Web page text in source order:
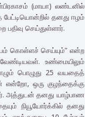
(மாயா) லண்டனில்
தனது ஈழம்
செய்துள்ளார்.
கொள்ளச் செய்யும்” என்ற
வேண்டியவள். உண்மையிலும்
பொழுது 25 வயதைத்
என்றோ, ஒரு குழந்தைக்கு
அத்துடன் தனது யாழ்பாண
நியூயோர்க்கில் தனது